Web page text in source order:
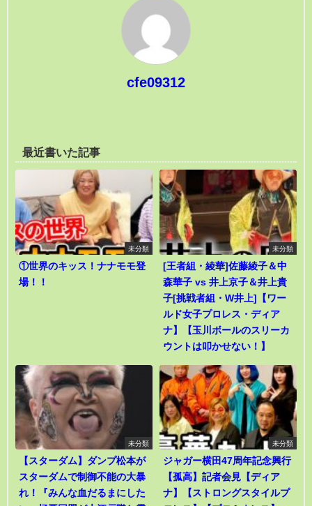
cfe09312
最近書いた記事
未分類
①世界のキッス！ナナモモ登
場！！
未分類
[王者組・綾華]佐藤綾子＆中
森華子 vs 井上京子＆井上貴
子[挑戦者組・W井上]【ワー
ルド女子プロレス・ディア
ナ】【玉川ボールのスリーカ
ウントは叩かせない！】
未分類
【スターダム】ダンプ松本が
スターダムで制御不能の大暴
れ！『みんな血だるまにした
未分類
ジャガー横田47周年記念興行
【孤高】記者会見【ディア
ナ】【ストロングスタイルプ